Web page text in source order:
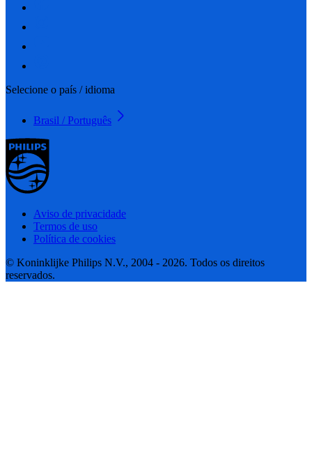
Selecione o país / idioma
Brasil / Português
Aviso de privacidade
Termos de uso
Política de cookies
© Koninklijke Philips N.V., 2004 - 2026. Todos os direitos
reservados.